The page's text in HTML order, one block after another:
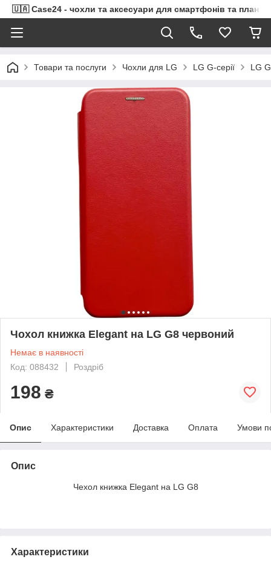
🇺🇦 Case24 - чохли та аксесуари для смартфонів та
Товари та послуги Чохли для LG LG G-серії LG
Чохол книжка Elegant на LG G8 червоний
Немає в наявності
Код: 088432
Роздріб
198 ₴
Опис Характеристики Доставка Оплата Умови
Опис
Чехол книжка Elegant на LG G8
Характеристики